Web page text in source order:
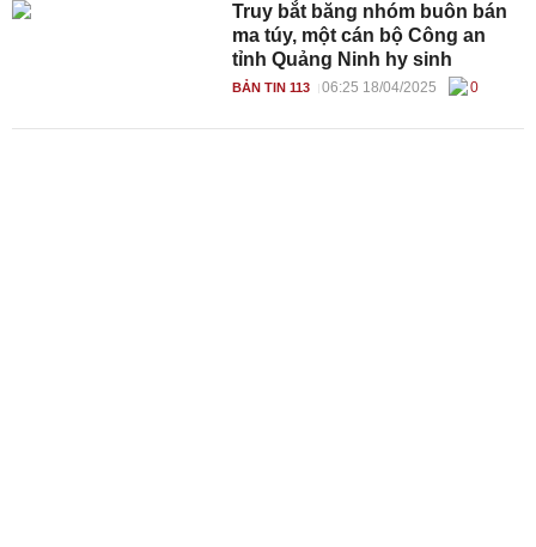
Truy bắt băng nhóm buôn bán
ma túy, một cán bộ Công an
tỉnh Quảng Ninh hy sinh
BẢN TIN 113 06:25 18/04/2025 0